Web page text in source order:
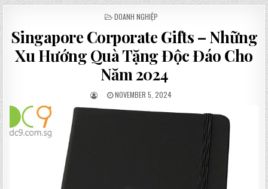
POSTED
DOANH NGHIỆP
Singapore Corporate Gifts – Những
Xu Hướng Quà Tặng Độc Đáo Cho
Năm 2024
NOVEMBER 5, 2024